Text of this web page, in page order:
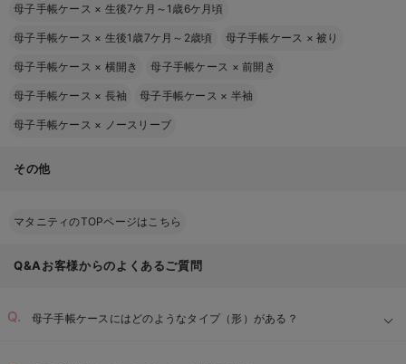
母子手帳ケース × 生後7ケ月～1歳6ケ月頃
母子手帳ケース × 生後1歳7ケ月～2歳頃 母子手帳ケース ×被り
母子手帳ケース × 横開き 母子手帳ケース ×前開き
母子手帳ケース × 長袖 母子手帳ケース × 半袖
母子手帳ケース × ノースリーブ
その他
マタニティのTOPページはこちら
Q&Aお客様からのよくあるご質問
母子手帳ケースにはどのようなタイプ（形）がある？